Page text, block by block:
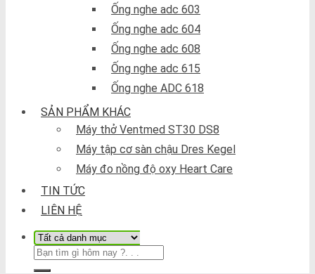
Ống nghe adc 603
Ống nghe adc 604
Ống nghe adc 608
Ống nghe adc 615
Ống nghe ADC 618
SẢN PHẨM KHÁC
Máy thở Ventmed ST30 DS8
Máy tập cơ sàn chậu Dres Kegel
Máy đo nồng độ oxy Heart Care
TIN TỨC
LIÊN HỆ